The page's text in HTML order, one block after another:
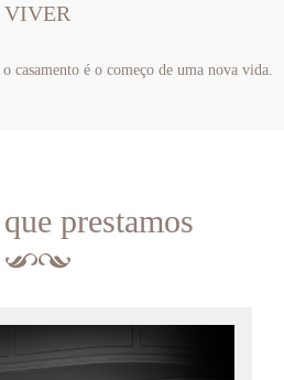
VIVER
casamento é o começo de uma nova vida.
prestamos